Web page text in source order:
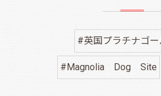
#英国プラチナゴー
#Magnolia Dog Site